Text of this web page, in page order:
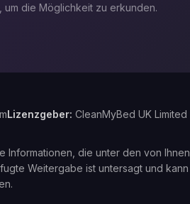
die Möglichkeit zu erkunden.
Lizenzgeber: CleanMyBed UK Limited
Informationen, die unter den von Ihnen
Weitergabe ist untersagt und kann